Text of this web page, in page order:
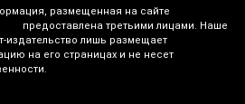
размещенная на сайте
предоставлена третьими лицами. Наше
издательство лишь размещает
на его страницах и не несет